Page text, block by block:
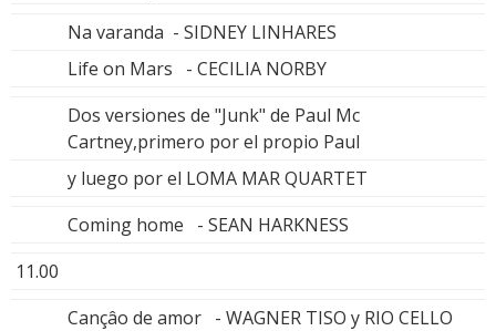
Na varanda - SIDNEY LINHARES
Life on Mars - CECILIA NORBY
Dos versiones de "Junk" de Paul Mc
Cartney,primero por el propio Paul
y luego por el LOMA MAR QUARTET
Coming home - SEAN HARKNESS
11.00
Cançâo de amor - WAGNER TISO y RIO CELLO